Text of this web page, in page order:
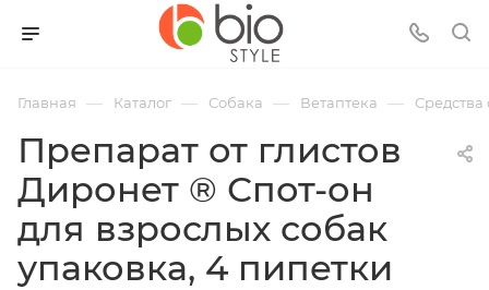
Главная — Каталог — Собака — Ветаптека — Средства
Препарат от глистов
Диронет ® Спот-он
для взрослых собак
упаковка, 4 пипетки